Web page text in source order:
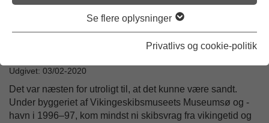
Se flere oplysninger
Privatlivs og cookie-politik
Havhingsten er med sine over 30 meter et imponerende skue, men Roskilde 6 bliver mere
end syv meter længere, og vil kræve en besætning på 100 mand mod Havhingstens 60.
Udgivet: 03/02-2020
Det var næsten for utroligt til, at det kunne være sandt.
Under byggeriet af Vikingeskibsmuseets Museumsø og -
havn i 1996–97, kom mindst ni skibsvrag fra vikingetid og